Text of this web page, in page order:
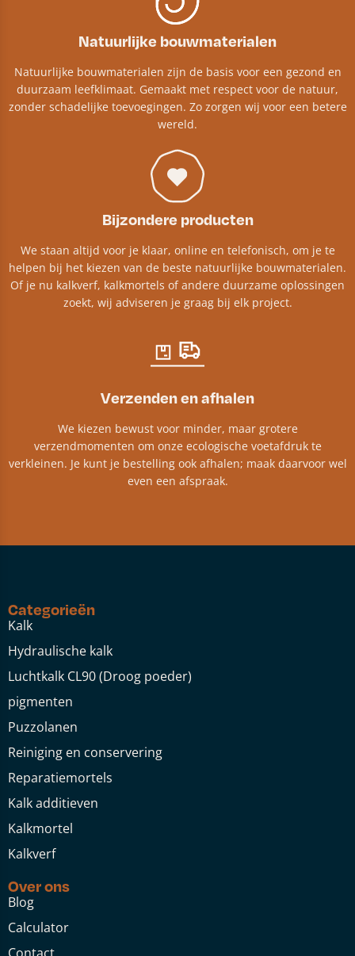
Natuurlijke bouwmaterialen
Natuurlijke bouwmaterialen zijn de basis voor een gezond en
duurzaam leefklimaat. Gemaakt met respect voor de natuur,
zonder schadelijke toevoegingen. Zo zorgen wij voor een betere
wereld.
Bijzondere producten
We staan altijd voor je klaar, online en telefonisch, om je te
helpen bij het kiezen van de beste natuurlijke bouwmaterialen.
Of je nu kalkverf, kalkmortels of andere duurzame oplossingen
zoekt, wij adviseren je graag bij elk project.​
Verzenden en afhalen
We kiezen bewust voor minder, maar grotere
verzendmomenten om onze ecologische voetafdruk te
verkleinen. Je kunt je bestelling ook afhalen; maak daarvoor wel
even een afspraak.
Categorieën
Kalk
Hydraulische kalk
Luchtkalk CL90 (Droog poeder)
pigmenten
Puzzolanen
Reiniging en conservering
Reparatiemortels
Kalk additieven
Kalkmortel
Kalkverf
Over ons
Blog
Calculator